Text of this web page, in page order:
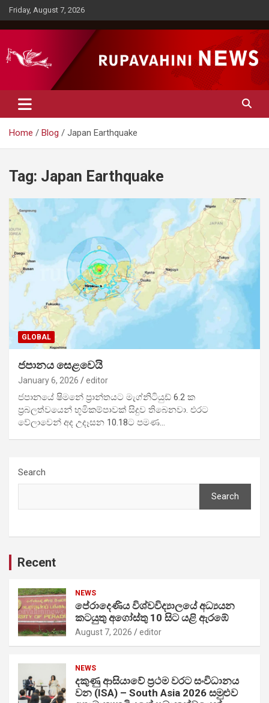
Skip
to
content
Friday, August 7, 2026
Rupavahini News
Home Blog Japan Earthquake
Tag: Japan Earthquake
GLOBAL
ජපානය සෙළවෙයි
January 6, 2026 editor
ජපානයේ ෂිමනේ ප්‍රාන්තයට මැග්නිටියුඩ් 6.2 ක
ප්‍රබලත්වයෙන් භූමිකම්පාවක් සිදුව තිබෙනවා. එරට
වේලාවෙන් අද උදෑසන 10.18ට පමණ…
Search
Search
Recent
NEWS
පේරාදෙණිය විශ්වවිද්‍යාලයේ අධ්‍යයන
කටයුතු අගෝස්තු 10 සිට යළි ඇරඹේ
August 7, 2026 editor
NEWS
දකුණු ආසියාවේ ප්‍රථම වරට සංවිධානය
වන (ISA) – South Asia 2026 සමුළුව